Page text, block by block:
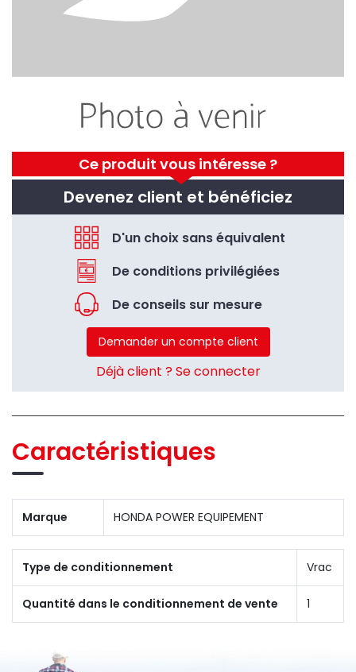
Ce produit vous intéresse ?
Devenez client et bénéficiez
D'un choix sans équivalent
De conditions privilégiées
De conseils sur mesure
Demander un compte client
Déjà client ? Se connecter
Caractéristiques
Marque HONDA POWER EQUIPEMENT
Type de conditionnement Vrac
Quantité dans le conditionnement de vente 1